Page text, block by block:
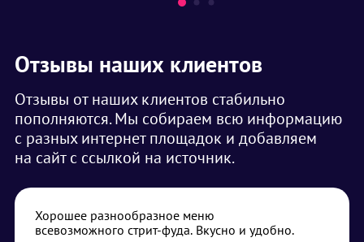
Отзывы наших клиентов
Отзывы от наших клиентов стабильно
пополняются. Мы собираем всю информацию
с разных интернет площадок и добавляем
на сайт с ссылкой на источник.
Хорошее разнообразное меню
всевозможного стрит-фуда. Вкусно и удобно.